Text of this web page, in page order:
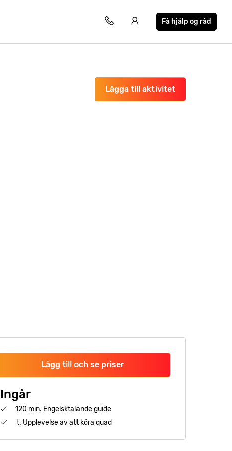
Få hjälp og råd
Lägga till aktivitet
Lägg till och se priser
Ingår
120 min. Engelsktalande guide
t. Upplevelse av att köra quad